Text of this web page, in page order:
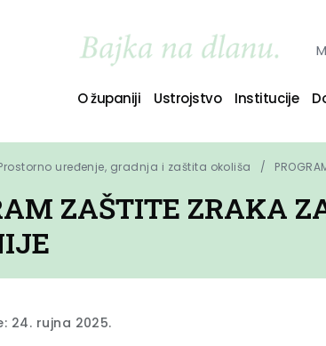
O županiji Ustrojstvo Institucije
uređenje, gradnja i zaštita okoliša
ZAŠTITE ZRAKA
24. rujna 2025.